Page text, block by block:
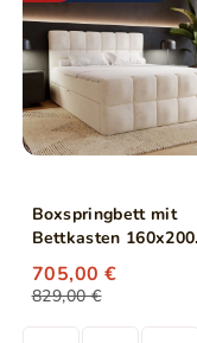
Boxspringbett mit
Bettkasten 160x200
Alicante Beige
829,00 €
705,00 €